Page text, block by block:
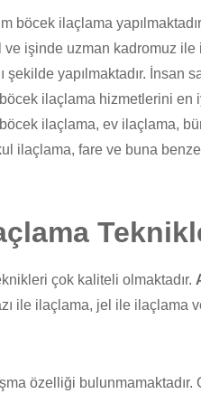
böcek ilaçlama
işinde uzman kadromuz ile
yapılmaktadır. İnsan
ilaçlama hizmetlerini en
ilaçlama, ev ilaçlama,
ilaçlama, fare ve buna
çok kaliteli olmaktadır.
ile ilaçlama, jel ile ilaçlama
özelliği bulunmamaktadır.